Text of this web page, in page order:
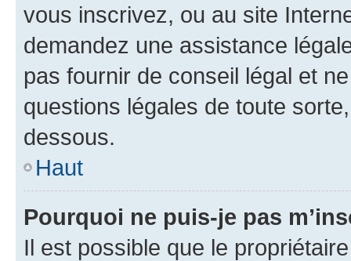
vous inscrivez, ou au site
demandez une assistance
pas fournir de conseil légal et
questions légales de toute
dessous.
Haut
Pourquoi ne puis-je pas
Il est possible que le